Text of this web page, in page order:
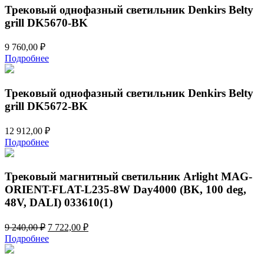
032,00 ₽.
Трековый однофазный светильник Denkirs Belty
grill DK5670-BK
9 760,00 ₽
Подробнее
Трековый однофазный светильник Denkirs Belty
grill DK5672-BK
12 912,00 ₽
Подробнее
Трековый магнитный светильник Arlight MAG-
ORIENT-FLAT-L235-8W Day4000 (BK, 100 deg,
48V, DALI) 033610(1)
9 240,00₽ Первоначальная
цена
составляла
7 722,00 ₽Текущая
Подробнее